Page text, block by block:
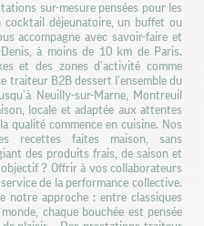
sur-mesure pensées pour les
cocktail déjeunatoire, un buffet ou
accompagne avec savoir-faire et
à moins de 10 km de Paris.
et des zones d’activité comme
traiteur B2B dessert l’ensemble du
Neuilly-sur-Marne, Montreuil
locale et adaptée aux attentes
qualité commence en cuisine. Nos
recettes faites maison, sans
des produits frais, de saison et
? Offrir à vos collaborateurs
de la performance collective.
notre approche : entre classiques
chaque bouchée est pensée